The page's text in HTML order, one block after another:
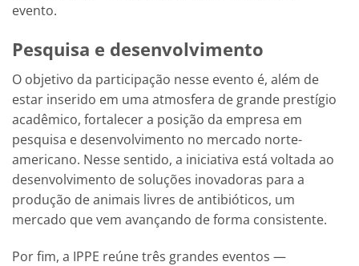
evento.
Pesquisa e desenvolvimento
O objetivo da participação nesse evento é, além de
estar inserido em uma atmosfera de grande prestígio
acadêmico, fortalecer a posição da empresa em
pesquisa e desenvolvimento no mercado norte-
americano. Nesse sentido, a iniciativa está voltada ao
desenvolvimento de soluções inovadoras para a
produção de animais livres de antibióticos, um
mercado que vem avançando de forma consistente.
Por fim, a IPPE reúne três grandes eventos —